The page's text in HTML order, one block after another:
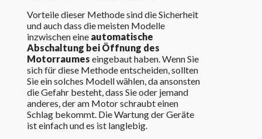
Vorteile dieser Methode sind die Sicherheit
und auch dass die meisten Modelle
inzwischen eine automatische
Abschaltung bei Öffnung des
Motorraumes eingebaut haben. Wenn Sie
sich für diese Methode entscheiden, sollten
Sie ein solches Modell wählen, da ansonsten
die Gefahr besteht, dass Sie oder jemand
anderes, der am Motor schraubt einen
Schlag bekommt. Die Wartung der Geräte
ist einfach und es ist langlebig.